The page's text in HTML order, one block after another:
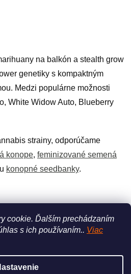
cookie. Ďalším prechádzaním
s ich používaním.. Viac
na balkón a stealth grow
genetiky s kompaktným
Medzi populárne možnosti
White Widow Auto, Blueberry
strainy, odporúčame
konope, feminizované semená
konopné seedbanky.
ĎALŠÍ ČLÁNOK